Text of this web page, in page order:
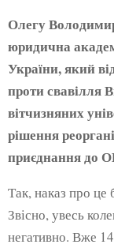
Олегу
юридична
України, який
проти свавілля
вітчизняних
рішення
приєднання до
Так, наказ про це
Звісно, увесь
негативно. Вже